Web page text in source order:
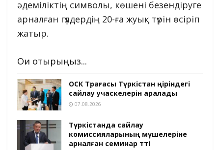
әдеміліктің символы, көшені безендіруге
арналған гүлдердің 20-ға жуық түрін өсіріп
жатыр.
Оқи отырыңыз...
ОСК Төрағасы Түркістан өңіріндегі
сайлау учаскелерін аралады
07.08.2026
Түркістанда сайлау
комиссияларының мүшелеріне
арналған семинар өтті